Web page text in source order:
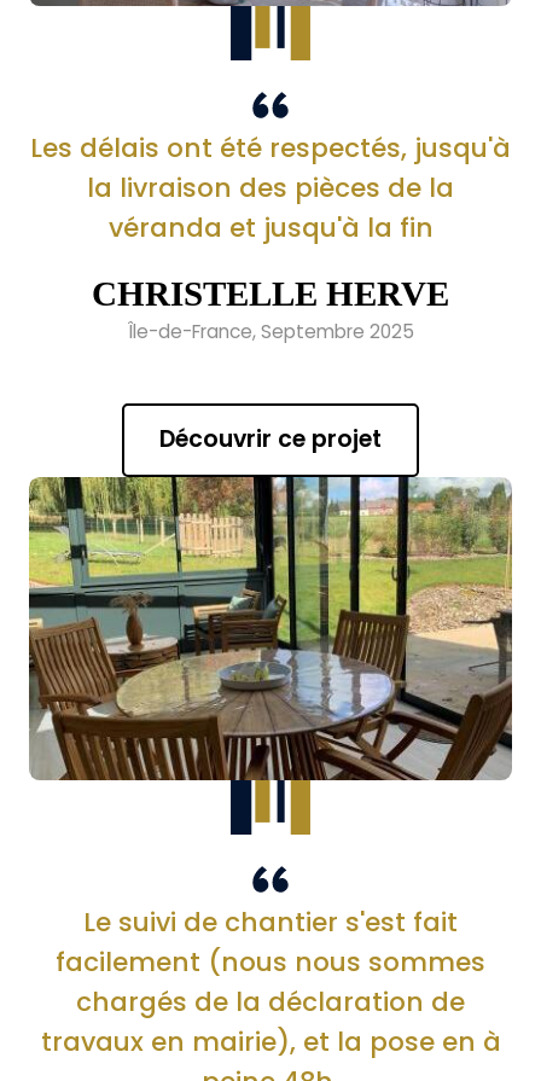
Les délais ont été respectés, jusqu'à
la livraison des pièces de la
véranda et jusqu'à la fin
CHRISTELLE HERVE
Île-de-France, Septembre 2025
Découvrir ce projet
Le suivi de chantier s'est fait
facilement (nous nous sommes
chargés de la déclaration de
travaux en mairie), et la pose en à